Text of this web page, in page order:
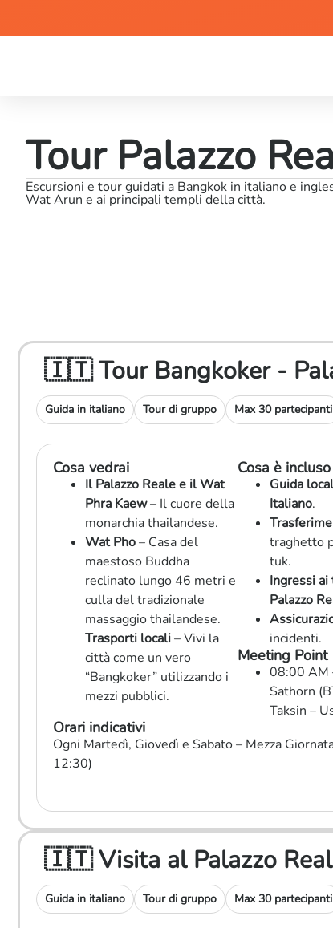
Tour Palazzo
Escursioni e tour guidati a Bangkok in italiano e
Wat Arun e ai principali templi della città.
🇮🇹 Tour Bangkoker -
Guida in italiano Tour di gruppo Max 30 partecipanti
Cosa vedrai
Il Palazzo Reale e il Wat
Phra Kaew– Il cuore della
monarchia thailandese.
Wat Pho– Casa del
maestoso Buddha
reclinato lungo 46 metri e
culla del tradizionale
massaggio thailandese.
Trasporti locali– Vivi la
città come un vero
“Bangkoker” utilizzando i
mezzi pubblici.
Cosa è incluso
Guida
Italiano.
traghetto
tuk.
Ingressi
Palazzo
incidenti.
Meeting Point
08:00 AM
Sathorn
Taksin –
Orari indicativi
Ogni Martedì, Giovedì e Sabato – Mezza
12:30)
🇮🇹 Visita al Palazzo
Guida in italiano Tour di gruppo Max 30 partecipanti